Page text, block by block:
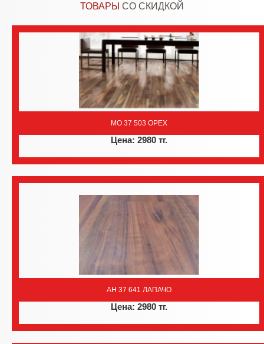
ТОВАРЫ СО СКИДКОЙ
MO 37 503 ОРЕХ
Цена: 2980 тг.
AH 37 641 ЛАПАЧО
Цена: 2980 тг.